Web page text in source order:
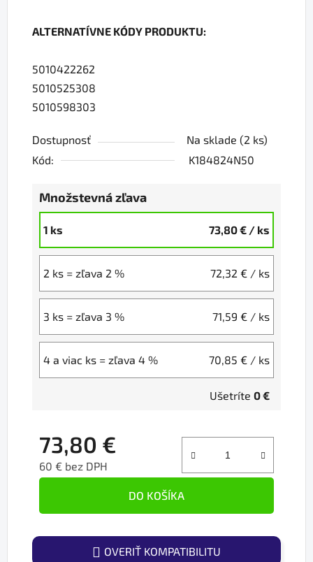
ALTERNATÍVNE KÓDY PRODUKTU:
5010422262
5010525308
5010598303
Dostupnosť Na sklade (2 ks)
Kód:
K184824N50
Množstevná zľava
1 ks 73,80 € / ks
2 ks = zľava 2 % 72,32 € / ks
3 ks = zľava 3 % 71,59 € / ks
4 a viac ks = zľava 4 % 70,85 € / ks
Ušetríte 0 €
73,80 €
60 € bez DPH
DO KOŠÍKA
OVERIŤ KOMPATIBILITU